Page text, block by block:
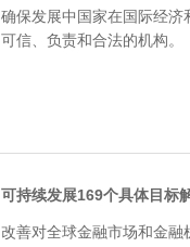
确保发展中国家在国际经
可信、负责和合法的机构。
可持续发展169个具体目标
改善对全球金融市场和金